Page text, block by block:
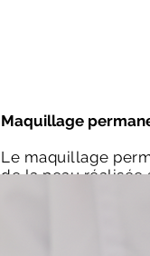
Maquillage
Le maquillage
de la peau réalisée